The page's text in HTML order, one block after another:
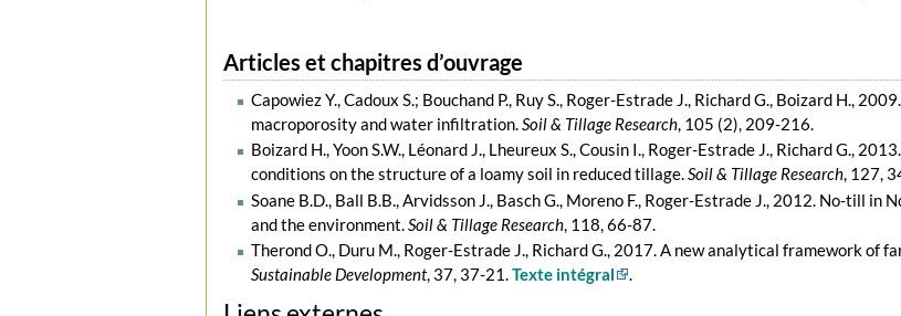
Articles et chapitres d’ouvrage
Capowiez Y., Cadoux S.; Bouchand P., Ruy S., Roger-Estrade J., Richard G., Boizard H.,
macroporosity and water infiltration. Soil & Tillage Research, 105 (2), 209-216.
Boizard H., Yoon S.W., Léonard J., Lheureux S., Cousin I., Roger-Estrade J., Richard G.,
conditions on the structure of a loamy soil in reduced tillage.Soil & Tillage Research, 127,
Soane B.D., Ball B.B., Arvidsson J., Basch G., Moreno F., Roger-Estrade J., 2012. No-till
and the environment. Soil & Tillage Research, 118, 66-87.
Therond O., Duru M., Roger-Estrade J., Richard G., 2017. A new analytical framework of
Sustainable Development, 37, 37-21.Texte intégral .